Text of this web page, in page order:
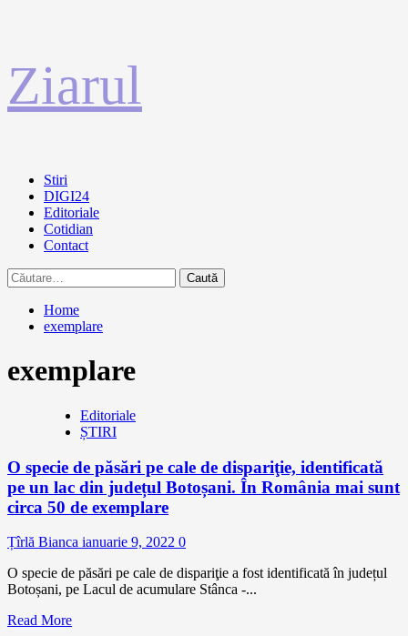
la
conținut
Ziarul
Primary
Menu
Stiri
DIGI24
Editoriale
Cotidian
Contact
Caută
după:
Home
exemplare
exemplare
Editoriale
ȘTIRI
O specie de păsări pe cale de dispariţie, identificată
pe un lac din județul Botoșani. În România mai sunt
circa 50 de exemplare
Țîrlă Bianca ianuarie 9, 2022 0
O specie de păsări pe cale de dispariţie a fost identificată în județul
Botoșani, pe Lacul de acumulare Stânca -...
Read More